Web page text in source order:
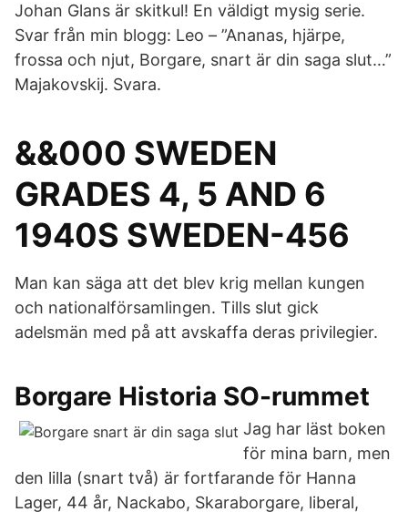
Johan Glans är skitkul! En väldigt mysig serie.
Svar från min blogg: Leo – ”Ananas, hjärpe,
frossa och njut, Borgare, snart är din saga slut…”
Majakovskij. Svara.
&&000 SWEDEN
GRADES 4, 5 AND 6
1940S SWEDEN-456
Man kan säga att det blev krig mellan kungen
och nationalförsamlingen. Tills slut gick
adelsmän med på att avskaffa deras privilegier.
Borgare Historia SO-rummet
Jag har läst boken
för mina barn, men
den lilla (snart två) är fortfarande för Hanna
Lager, 44 år, Nackabo, Skaraborgare, liberal,